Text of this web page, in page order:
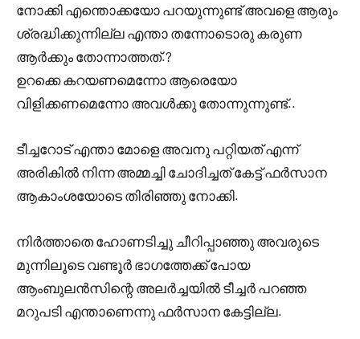
നോക്കി എന്തൊക്കയോ പറയുന്നുണ്ട് അവളെ ആരും
ശ്രദ്ധിക്കുന്നില്ല എന്താ തന്നോടൊരു കരുണ
ആർക്കും തോന്നാത്തത്.?
ഉറക്കെ കറയണമെന്നോ ആരെയോ
വിളിക്കണമെന്നോ അവൾക്കു തോന്നുന്നുണ്ട്..
ടീച്ചറോട് എന്താ മോളെ അവനു പറ്റിയത് എന്ന്
അരികിൽ നിന്ന അമ്മച്ചി ചോദിച്ചത് കേട്ട് ഫർസാന
ആകാംശയോടെ തിരിഞ്ഞു നോക്കി.
നിർത്താതെ ഹോണടിച്ചു ചീറിപ്പാഞ്ഞു അവരുടെ
മുന്നിലൂടെ വണ്ടൂർ ഭാഗത്തേക്ക്‌ പോയ
ആംബുലൻസിന്റെ അലർച്ചയിൽ ടീച്ചർ പറഞ്ഞ
മറുപടി എന്താണെന്നു ഫർസാന കേട്ടില്ല.